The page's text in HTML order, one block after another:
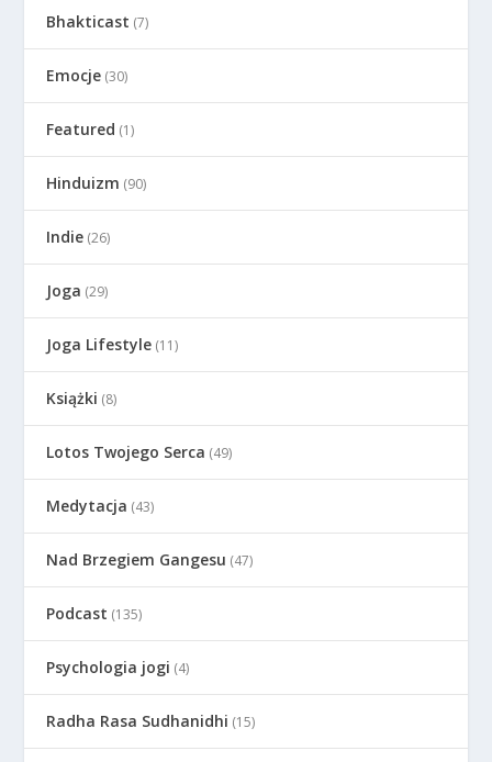
Bhakticast (7)
Emocje (30)
Featured (1)
Hinduizm (90)
Indie (26)
Joga (29)
Joga Lifestyle (11)
Książki (8)
Lotos Twojego Serca (49)
Medytacja (43)
Nad Brzegiem Gangesu (47)
Podcast (135)
Psychologia jogi (4)
Radha Rasa Sudhanidhi (15)